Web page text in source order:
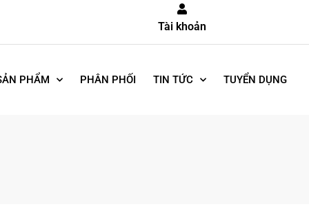
Tài khoản
PHẨM PHÂN PHỐI TIN TỨC TUYỂN DỤNG